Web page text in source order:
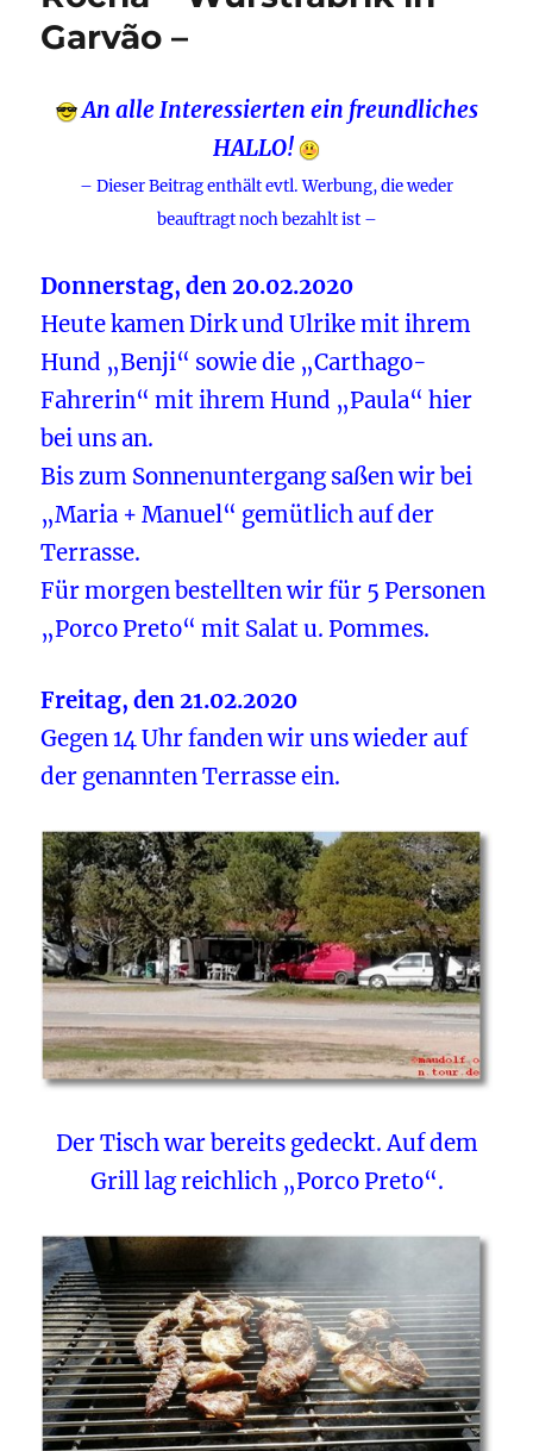
Garvão –
An alle Interessierten ein freundliches
HALLO!
– Dieser Beitrag enthält evtl. Werbung, die weder
beauftragt noch bezahlt ist –
Donnerstag, den 20.02.2020
Heute kamen Dirk und Ulrike mit ihrem
Hund „Benji“ sowie die „Carthago-
Fahrerin“ mit ihrem Hund „Paula“ hier
bei uns an.
Bis zum Sonnenuntergang saßen wir bei
„Maria + Manuel“ gemütlich auf der
Terrasse.
Für morgen bestellten wir für 5 Personen
„Porco Preto“ mit Salat u. Pommes.
Freitag, den 21.02.2020
Gegen 14 Uhr fanden wir uns wieder auf
der genannten Terrasse ein.
Der Tisch war bereits gedeckt. Auf dem
Grill lag reichlich „Porco Preto“.